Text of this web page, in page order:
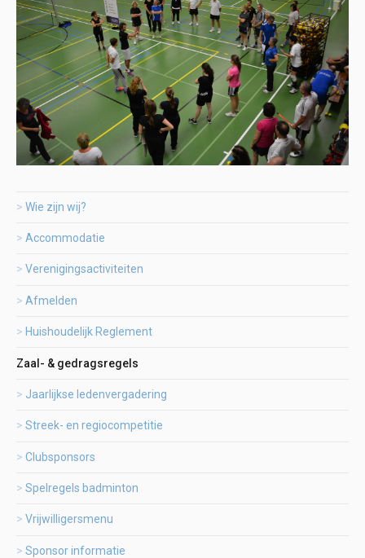
Wie zijn wij?
Accommodatie
Verenigingsactiviteiten
Afmelden
Huishoudelijk Reglement
Zaal- & gedragsregels
Jaarlijkse ledenvergadering
Streek- en regiocompetitie
Clubsponsors
Spelregels badminton
Vrijwilligersmenu
Sponsor informatie